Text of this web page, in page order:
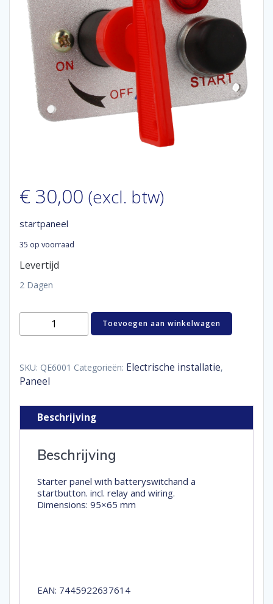
€ 30,00 (excl. btw)
startpaneel
35 op voorraad
Levertijd
2 Dagen
startpaneel
Toevoegen aan winkelwagen
SKU: QE6001 Categorieën: Electrische installatie,
Paneel
Beschrijving
Beschrijving
Starter panel with batteryswitchand a
startbutton. incl. relay and wiring.
Dimensions: 95×65 mm
EAN: 7445922637614